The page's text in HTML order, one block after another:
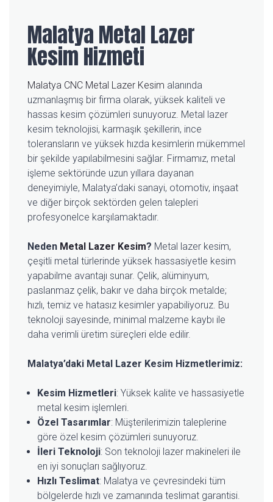
Malatya Metal Lazer
KesimHizmeti
Malatya CNC Metal Lazer Kesim alanında
uzmanlaşmış bir firma olarak, yüksek kaliteli ve
hassas kesim çözümleri sunuyoruz. Metal lazer
kesim teknolojisi, karmaşık şekillerin, ince
toleransların ve yüksek hızda kesimlerin mükemmel
bir şekilde yapılabilmesini sağlar. Firmamız, metal
işleme sektöründe uzun yıllara dayanan
deneyimiyle, Malatya’daki sanayi, otomotiv, inşaat
ve diğer birçok sektörden gelen talepleri
profesyonelce karşılamaktadır.
Neden Metal Lazer Kesim? Metal lazer kesim,
çeşitli metal türlerinde yüksek hassasiyetle kesim
yapabilme avantajı sunar. Çelik, alüminyum,
paslanmaz çelik, bakır ve daha birçok metalde;
hızlı, temiz ve hatasız kesimler yapabiliyoruz. Bu
teknoloji sayesinde, minimal malzeme kaybı ile
daha verimli üretim süreçleri elde edilir.
Malatya’daki Metal Lazer Kesim Hizmetlerimiz:
Kesim Hizmetleri: Yüksek kalite ve hassasiyetle
metal kesim işlemleri.
Özel Tasarımlar: Müşterilerimizin taleplerine
göre özel kesim çözümleri sunuyoruz.
İleri Teknoloji: Son teknoloji lazer makineleri ile
en iyi sonuçları sağlıyoruz.
Hızlı Teslimat: Malatya ve çevresindeki tüm
bölgelerde hızlı ve zamanında teslimat garantisi.